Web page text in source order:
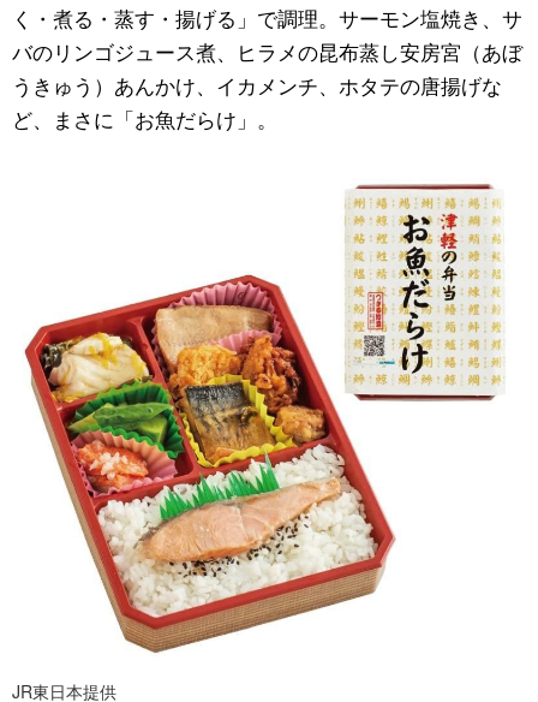
く・煮る・蒸す・揚げる」で調理。サーモン塩焼き、サ
バのリンゴジュース煮、ヒラメの昆布蒸し安房宮（あぼ
うきゅう）あんかけ、イカメンチ、ホタテの唐揚げな
ど、まさに「お魚だらけ」。
JR東日本提供